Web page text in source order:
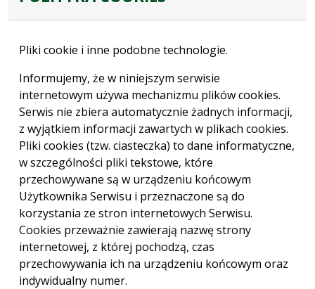
Pliki cookie i inne podobne technologie.
Informujemy, że w niniejszym serwisie
internetowym używa mechanizmu plików cookies.
Serwis nie zbiera automatycznie żadnych informacji,
z wyjątkiem informacji zawartych w plikach cookies.
Pliki cookies (tzw. ciasteczka) to dane informatyczne,
w szczególności pliki tekstowe, które
przechowywane są w urządzeniu końcowym
Użytkownika Serwisu i przeznaczone są do
korzystania ze stron internetowych Serwisu.
Cookies przeważnie zawierają nazwę strony
internetowej, z której pochodzą, czas
przechowywania ich na urządzeniu końcowym oraz
indywidualny numer.